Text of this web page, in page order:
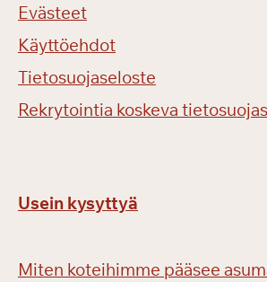
Evästeet
Käyttöehdot
Tietosuojaseloste
Rekrytointia koskeva
Usein kysyttyä
Miten koteihimme pääsee